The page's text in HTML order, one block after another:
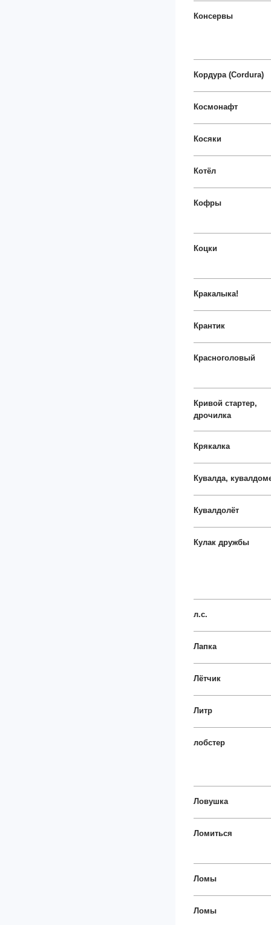
Консервы
Кордура (Cordura)
Космонафт
Косяки
Котёл
Кофры
Коцки
Кракалыка!
Крантик
Красноголовый
Кривой стартер,
дрочилка
Крякалка
Кувалда,
Кувалдолёт
Кулак дружбы
л.с.
Лапка
Лётчик
Литр
лобстер
Ловушка
Ломиться
Ломы
Ломы